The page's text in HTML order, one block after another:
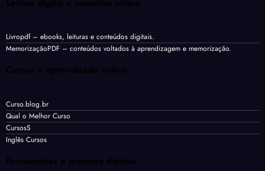
Leitura digital e materiais online
Livropdf– ebooks, leituras e conteúdos digitais.
MemorizaçãoPDF – conteúdos voltados à aprendizagem e memorização.
Cursos e aprendizado online
Curso.blog.br
Qual o Melhor Curso
CursosS
Inglês Cursos
Ferramentas e projetos digitais